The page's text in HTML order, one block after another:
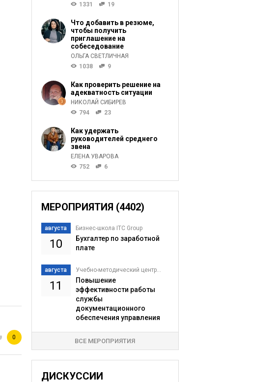
0
1331
19
Что добавить в резюме,
чтобы получить
приглашение на
собеседование
ОЛЬГА СВЕТЛИЧНАЯ
1038
9
Как проверить решение на
адекватность ситуации
НИКОЛАЙ СИБИРЕВ
794
23
Как удержать
руководителей среднего
звена
ЕЛЕНА УВАРОВА
752
6
МЕРОПРИЯТИЯ (4402)
августа
10
Бизнес-школа ITC Group
Бухгалтер по заработной
плате
августа
11
Учебно-методический центр...
Повышение
эффективности работы
службы
документационного
обеспечения управления
ВСЕ МЕРОПРИЯТИЯ
ДИСКУССИИ